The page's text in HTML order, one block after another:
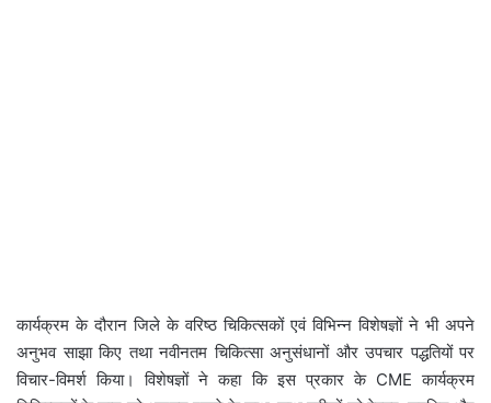
कार्यक्रम के दौरान जिले के वरिष्ठ चिकित्सकों एवं विभिन्न विशेषज्ञों ने भी अपने
अनुभव साझा किए तथा नवीनतम चिकित्सा अनुसंधानों और उपचार पद्धतियों पर
विचार-विमर्श किया। विशेषज्ञों ने कहा कि इस प्रकार के CME कार्यक्रम